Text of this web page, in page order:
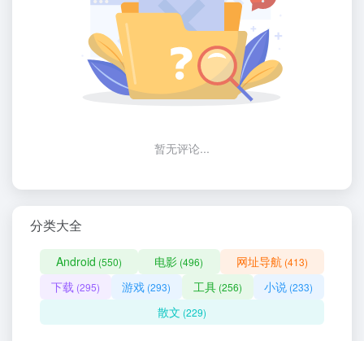
暂无评论...
分类大全
Android (550) 电影 (496) 网址导航 (413)
下载 (295) 游戏 (293) 工具(256) 小说 (233)
散文 (229)